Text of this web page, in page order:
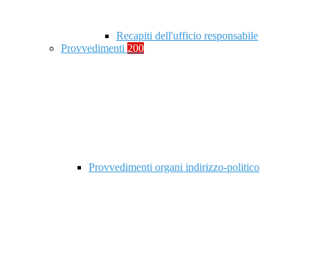
Recapiti dell'ufficio responsabile
Provvedimenti 200
Provvedimenti organi indirizzo-politico